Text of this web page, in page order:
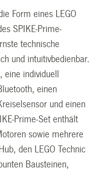
Form eines LEGO
SPIKE-Prime-
technische
und intuitivbedienbar.
individuell
einen
und einen
Prime-Set enthält
sowie mehrere
den LEGO Technic
Bausteinen,